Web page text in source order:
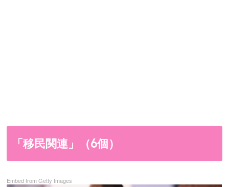
「移民関連」（6個）
Embed from Getty Images